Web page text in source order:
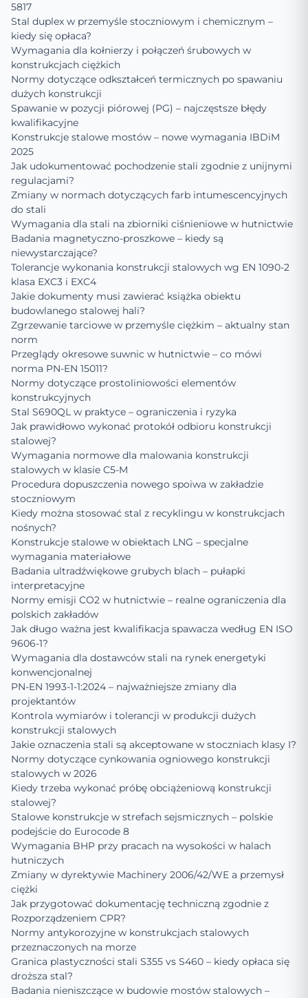
5817
Stal duplex w przemyśle stoczniowym i chemicznym –
kiedy się opłaca?
Wymagania dla kołnierzy i połączeń śrubowych w
konstrukcjach ciężkich
Normy dotyczące odkształceń termicznych po spawaniu
dużych konstrukcji
Spawanie w pozycji piórowej (PG) – najczęstsze błędy
kwalifikacyjne
Konstrukcje stalowe mostów – nowe wymagania IBDiM
2025
Jak udokumentować pochodzenie stali zgodnie z unijnymi
regulacjami?
Zmiany w normach dotyczących farb intumescencyjnych
do stali
Wymagania dla stali na zbiorniki ciśnieniowe w hutnictwie
Badania magnetyczno-proszkowe – kiedy są
niewystarczające?
Tolerancje wykonania konstrukcji stalowych wg EN 1090-2
klasa EXC3 i EXC4
Jakie dokumenty musi zawierać książka obiektu
budowlanego stalowej hali?
Zgrzewanie tarciowe w przemyśle ciężkim – aktualny stan
norm
Przeglądy okresowe suwnic w hutnictwie – co mówi
norma PN-EN 15011?
Normy dotyczące prostoliniowości elementów
konstrukcyjnych
Stal S690QL w praktyce – ograniczenia i ryzyka
Jak prawidłowo wykonać protokół odbioru konstrukcji
stalowej?
Wymagania normowe dla malowania konstrukcji
stalowych w klasie C5-M
Procedura dopuszczenia nowego spoiwa w zakładzie
stoczniowym
Kiedy można stosować stal z recyklingu w konstrukcjach
nośnych?
Konstrukcje stalowe w obiektach LNG – specjalne
wymagania materiałowe
Badania ultradźwiękowe grubych blach – pułapki
interpretacyjne
Normy emisji CO2 w hutnictwie – realne ograniczenia dla
polskich zakładów
Jak długo ważna jest kwalifikacja spawacza według EN ISO
9606-1?
Wymagania dla dostawców stali na rynek energetyki
konwencjonalnej
PN-EN 1993-1-1:2024 – najważniejsze zmiany dla
projektantów
Kontrola wymiarów i tolerancji w produkcji dużych
konstrukcji stalowych
Jakie oznaczenia stali są akceptowane w stoczniach klasy I?
Normy dotyczące cynkowania ogniowego konstrukcji
stalowych w 2026
Kiedy trzeba wykonać próbę obciążeniową konstrukcji
stalowej?
Stalowe konstrukcje w strefach sejsmicznych – polskie
podejście do Eurocode 8
Wymagania BHP przy pracach na wysokości w halach
hutniczych
Zmiany w dyrektywie Machinery 2006/42/WE a przemysł
ciężki
Jak przygotować dokumentację techniczną zgodnie z
Rozporządzeniem CPR?
Normy antykorozyjne w konstrukcjach stalowych
przeznaczonych na morze
Granica plastyczności stali S355 vs S460 – kiedy opłaca się
droższa stal?
Badania nieniszczące w budowie mostów stalowych –